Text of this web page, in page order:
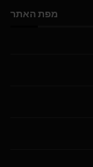
מפת האתר